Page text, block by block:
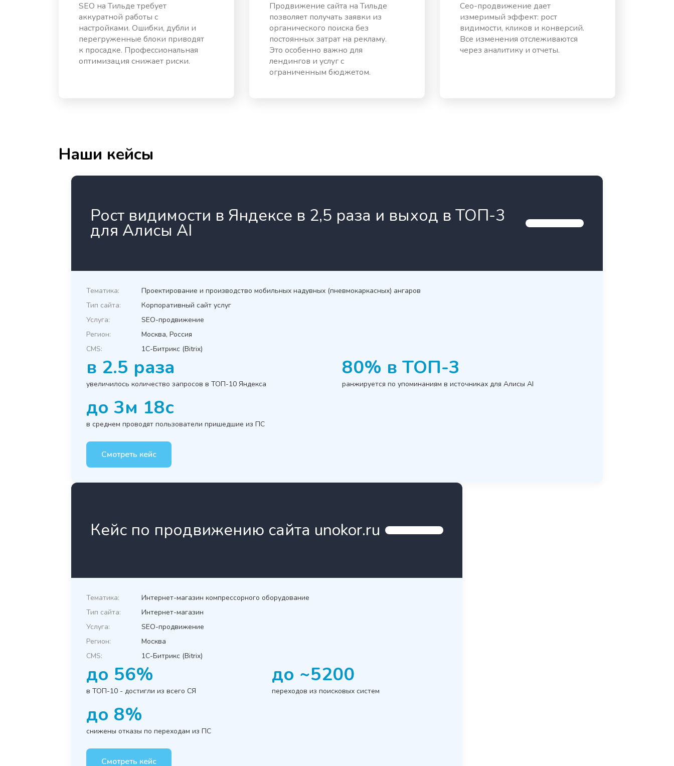
SEO на Тильде требует
аккуратной работы с
настройками. Ошибки, дубли и
перегруженные блоки приводят
к просадке. Профессиональная
оптимизация снижает риски.
Продвижение сайта на Тильде
позволяет получать заявки из
органического поиска без
постоянных затрат на рекламу.
Это особенно важно для
лендингов и услуг с
ограниченным бюджетом.
Сео-продвижение дает
измеримый эффект: рост
видимости, кликов и конверсий.
Все изменения отслеживаются
через аналитику и отчеты.
Наши кейсы
Рост видимости в Яндексе в 2,5 раза и выход в ТОП-3
для Алисы AI
Тематика:
Проектирование и производство мобильных надувных (пневмокаркасных) ангаров
Тип сайта:
Корпоративный сайт услуг
Услуга:
SEO-продвижение
Регион:
Москва, Россия
CMS:
1C-Битрикс (Bitrix)
в 2.5 раза
увеличилось количество запросов в ТОП-10 Яндекса
80% в ТОП-3
ранжируется по упоминаниям в источниках для Алисы AI
до 3м 18с
в среднем проводят пользователи пришедшие из ПС
Смотреть кейс
Кейс по продвижению сайта unokor.ru
Тематика:
Интернет-магазин компрессорного оборудование
Тип сайта:
Интернет-магазин
Услуга:
SEO-продвижение
Регион:
Москва
CMS:
1C-Битрикс (Bitrix)
до 56%
в ТОП-10 - достигли из всего СЯ
до ~5200
переходов из поисковых систем
до 8%
снижены отказы по переходам из ПС
Смотреть кейс